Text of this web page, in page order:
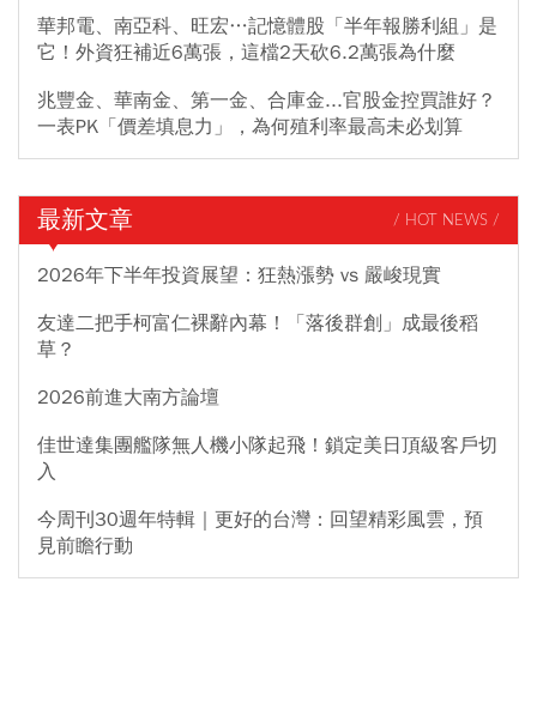
華邦電、南亞科、旺宏…記憶體股「半年報勝利組」是
它！外資狂補近6萬張，這檔2天砍6.2萬張為什麼
兆豐金、華南金、第一金、合庫金...官股金控買誰好？
一表PK「價差填息力」，為何殖利率最高未必划算
最新文章 / HOT NEWS /
2026年下半年投資展望：狂熱漲勢 vs 嚴峻現實
友達二把手柯富仁裸辭內幕！「落後群創」成最後稻
草？
2026前進大南方論壇
佳世達集團艦隊無人機小隊起飛！鎖定美日頂級客戶切
入
今周刊30週年特輯｜更好的台灣：回望精彩風雲，預
見前瞻行動